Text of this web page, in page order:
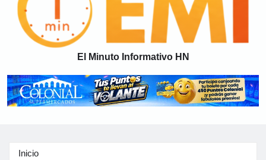
El Minuto Informativo HN
Inicio